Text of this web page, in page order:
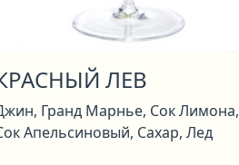
ЛЕВ
Гранд Марнье, Сок Лимона,
Апельсиновый, Сахар, Лед